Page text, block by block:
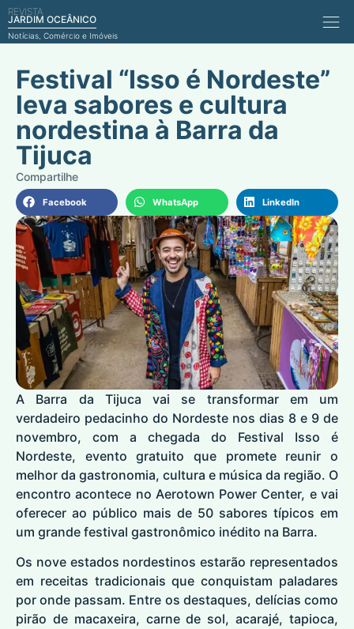
REVISTA
JARDIM OCEÂNICO
Notícias, Comércio e Imóveis
Festival “Isso é Nordeste”
leva sabores e cultura
nordestina à Barra da
Tijuca
Facebook WhatsApp LinkedIn
A Barra da Tijuca vai se transformar em um
verdadeiro pedacinho do Nordeste nos dias 8 e 9 de
novembro, com a chegada do Festival Isso é
Nordeste, evento gratuito que promete reunir o
melhor da gastronomia, cultura e música da região. O
encontro acontece no Aerotown Power Center, e vai
oferecer ao público mais de 50 sabores típicos em
um grande festival gastronômico inédito na Barra.
Os nove estados nordestinos estarão representados
em receitas tradicionais que conquistam paladares
por onde passam. Entre os destaques, delícias como
pirão de macaxeira, carne de sol, acarajé, tapioca,